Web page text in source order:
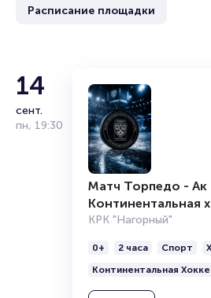
Среднее время на покупку билета
пока они есть в наличии.
Полезные ссылки
Подробнее о том, как вернуть,
читайте в разделах:
Продать билет
Организаторам
Расписание площадки
14
сент.
пн, 19:30
Матч Торпедо - Ак
Континентальная
КРК "Нагорный"
0+ 2 часа Спорт
Континентальная